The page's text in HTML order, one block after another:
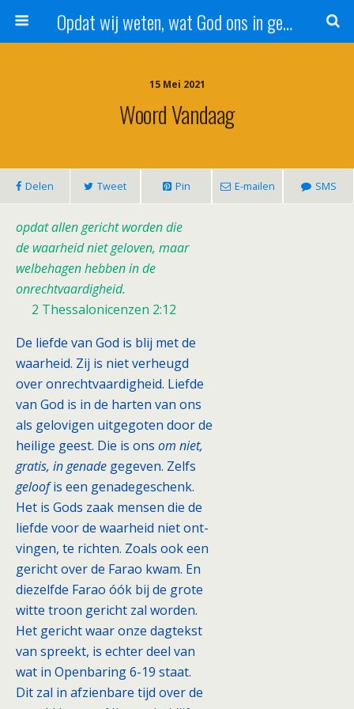
Opdat wij weten, wat God ons in genade schenkt!
15 Mei 2021
Woord Vandaag
Delen Tweet Pin E-mailen SMS
opdat allen gericht worden die
de waarheid niet geloven, maar
welbehagen hebben in de
onrechtvaardigheid.
2 Thessalonicenzen 2:12
De liefde van God is blij met de
waarheid. Zij is niet verheugd
over onrechtvaardigheid. Liefde
van God is in de harten van ons
als gelovigen uitgegoten door de
heilige geest. Die is ons om niet,
gratis, in genade gegeven. Zelfs
geloofis een genadegeschenk.
Het is Gods zaak mensen die de
liefde voor de waarheid niet ont-
vingen, te richten. Zoals ook een
gericht over de Farao kwam. En
diezelfde Farao óók bij de grote
witte troon gericht zal worden.
Het gericht waar onze dagtekst
van spreekt, is echter deel van
wat in Openbaring 6-19 staat.
Dit zal in afzienbare tijd over de